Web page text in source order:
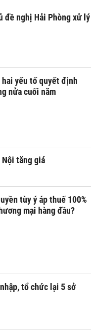
đề nghị Hải Phòng xử lý
hai yếu tố quyết định
nửa cuối năm
tăng giá
tùy ý áp thuế 100%
mại hàng đầu?
tổ chức lại 5 sở